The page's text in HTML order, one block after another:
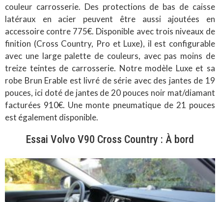
couleur carrosserie. Des protections de bas de caisse
latéraux en acier peuvent être aussi ajoutées en
accessoire contre 775€. Disponible avec trois niveaux de
finition (Cross Country, Pro et Luxe), il est configurable
avec une large palette de couleurs, avec pas moins de
treize teintes de carrosserie. Notre modèle Luxe et sa
robe Brun Erable est livré de série avec des jantes de 19
pouces, ici doté de jantes de 20 pouces noir mat/diamant
facturées 910€. Une monte pneumatique de 21 pouces
est également disponible.
Essai Volvo V90 Cross Country : À bord